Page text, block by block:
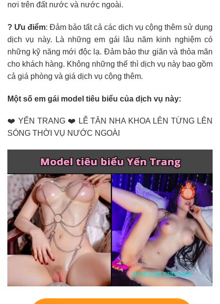
nơi trên đất nước và nước ngoài.
? Ưu điểm: Đảm bảo tất cả các dịch vụ cộng thêm sử dụng
dịch vụ này. Là những em gái lâu năm kinh nghiệm có
những kỹ năng mới độc lạ. Đảm bảo thư giãn và thỏa mãn
cho khách hàng. Không những thế thì dịch vụ này bao gồm
cả giá phòng và giá dịch vụ cộng thêm.
Một số em gái model tiêu biểu của dịch vụ này:
❤️ YẾN TRANG ❤️ LỄ TÂN NHA KHOA LÊN TỪNG LÊN
SÓNG THỜI VỤ NƯỚC NGOÀI